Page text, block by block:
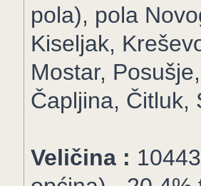
pola), pola
Kiseljak,
Mostar,
Čapljina, Čitluk,
Veličina :